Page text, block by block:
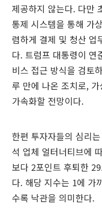
제공하지 않는다. 다만
통제 시스템을 통해 가
렴하게 결제 및 청산 업
다. 트럼프 대통령이 연
비스 접근 방식을 검토
루 만에 나온 조치로,
가속화할 전망이다.
한편 투자자들의 심리
석 업체 얼터너티브에
보다 2포인트 후퇴한
다. 해당 지수는 1에 가
수록 낙관을 의미한다.